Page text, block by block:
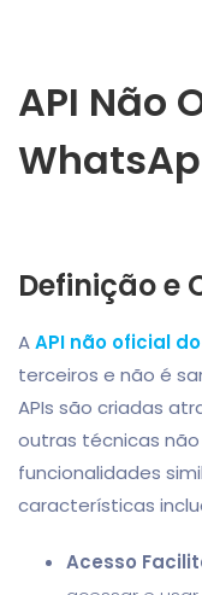
API Não
Definição e
AAPI não oficial
terceiros e não é
APIs são criadas
outras técnicas
funcionalidades
características
Acesso